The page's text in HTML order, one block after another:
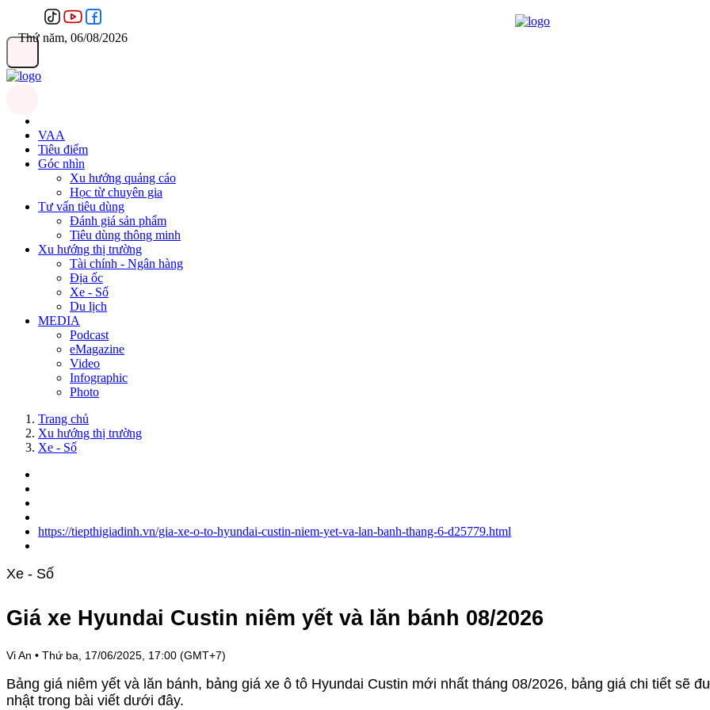
Thứ năm, 06/08/2026
VAA
Tiêu điểm
Góc nhìn
Xu hướng quảng cáo
Học từ chuyên gia
Tư vấn tiêu dùng
Đánh giá sản phẩm
Tiêu dùng thông minh
Xu hướng thị trường
Tài chính - Ngân hàng
Địa ốc
Xe - Số
Du lịch
MEDIA
Podcast
eMagazine
Video
Infographic
Photo
Trang chủ
Xu hướng thị trường
Xe - Số
https://tiepthigiadinh.vn/gia-xe-o-to-hyundai-custin-niem-yet-va-lan-banh-thang-6-d25779.html
Xe - Số
Giá xe Hyundai Custin niêm yết và lăn bánh 08/2026
Vi An • Thứ ba, 17/06/2025, 17:00 (GMT+7)
Bảng giá niêm yết và lăn bánh, bảng giá xe ô tô Hyundai Custin mới nhất tháng 08/2026, bảng giá chi tiết sẽ
nhật trong bài viết dưới đây.